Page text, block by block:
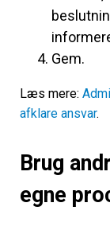
Gem.
Læs mere:
afklare ansvar.
Brug
egne